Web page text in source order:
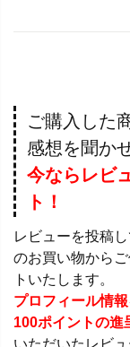
ご購入した
感想を聞か
今ならレビ
ト！
レビューを投稿
のお買い物から
トいたします。
プロフィール情
100ポイントの進